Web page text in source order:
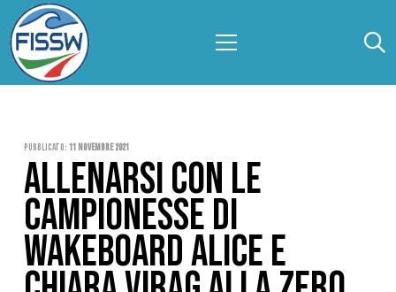
Pubblicato: 11 Novembre 2021
ALLENARSI CON LE
CAMPIONESSE DI
WAKEBOARD ALICE E